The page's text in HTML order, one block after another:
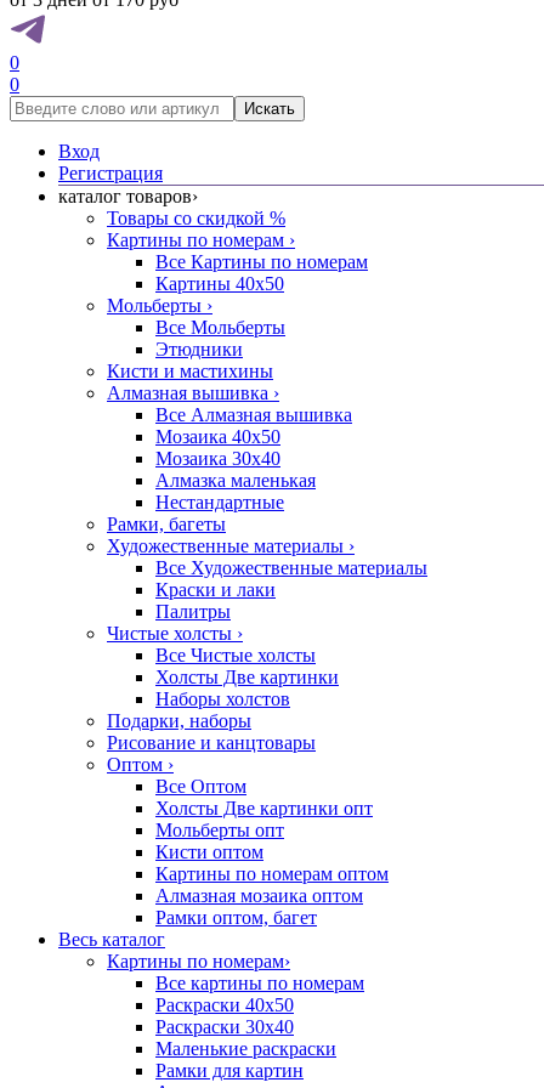
0
0
Искать
Вход
Регистрация
каталог товаров›
Товары со скидкой %
Картины по номерам ›
Все Картины по номерам
Картины 40x50
Мольберты ›
Все Мольберты
Этюдники
Кисти и мастихины
Алмазная вышивка ›
Все Алмазная вышивка
Мозаика 40x50
Мозаика 30x40
Алмазка маленькая
Нестандартные
Рамки, багеты
Художественные материалы ›
Все Художественные материалы
Краски и лаки
Палитры
Чистые холсты ›
Все Чистые холсты
Холсты Две картинки
Наборы холстов
Подарки, наборы
Рисование и канцтовары
Оптом ›
Все Оптом
Холсты Две картинки опт
Мольберты опт
Кисти оптом
Картины по номерам оптом
Алмазная мозаика оптом
Рамки оптом, багет
Весь каталог
Картины по номерам›
Все картины по номерам
Раскраски 40х50
Раскраски 30х40
Маленькие раскраски
Рамки для картин